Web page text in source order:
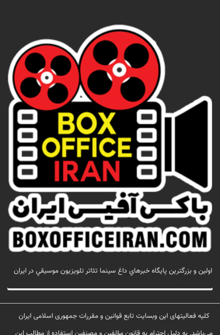
اولين و بزرگترين پايگاه خبرهاي داغ سينما تئاتر تلويزيون موسيقي در ايران
کلیه فعالیتهای این وبسایت تابع قوانین و مقررات جمهوری اسلامی ایران